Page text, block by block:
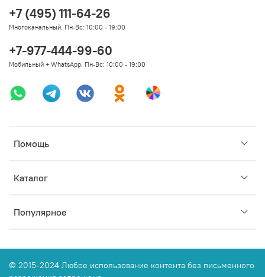
Помощь
Каталог
Популярное
+7 (495) 111-64-26
Многоканальный. Пн-Вс: 10:00 - 19:00
+7-977-444-99-60
Мобильный + WhatsApp. Пн-Вс: 10:00 - 19:00
© 2015-2024 Любое использование контента без письменного